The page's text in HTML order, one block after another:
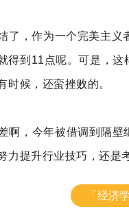
了，作为一个完美主
得到11点呢。可是，
时候，还蛮挫败的。
啊，今年被借调到隔
力提升行业技巧，还是
「经济